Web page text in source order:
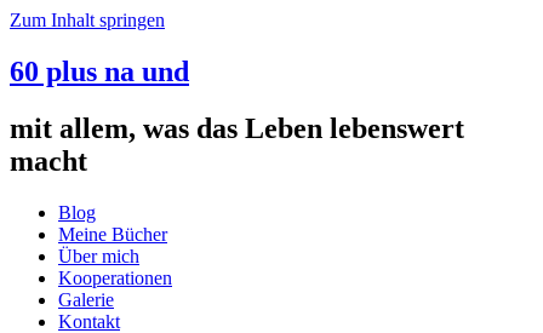
Zum Inhalt springen
60 plus na und
mit allem, was das Leben lebenswert
macht
Blog
Meine Bücher
Über mich
Kooperationen
Galerie
Kontakt